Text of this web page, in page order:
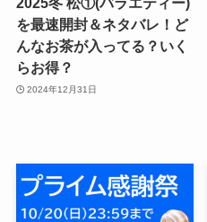
を最速開封＆ネタバレ！ど
んなお茶が入ってる？いく
らお得？
2024年12月31日